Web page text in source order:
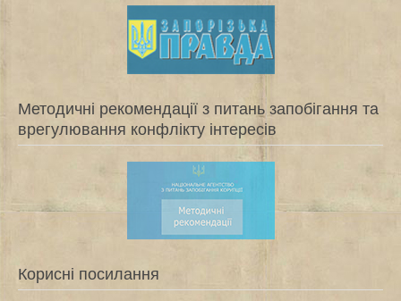
Методичні рекомендації з питань запобігання та
врегулювання конфлікту інтересів
Корисні посилання